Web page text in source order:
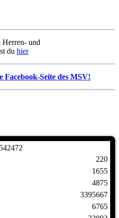
Herren- und
du hier
Facebook-Seite des MSV!
542472
220
1655
4875
3395667
6765